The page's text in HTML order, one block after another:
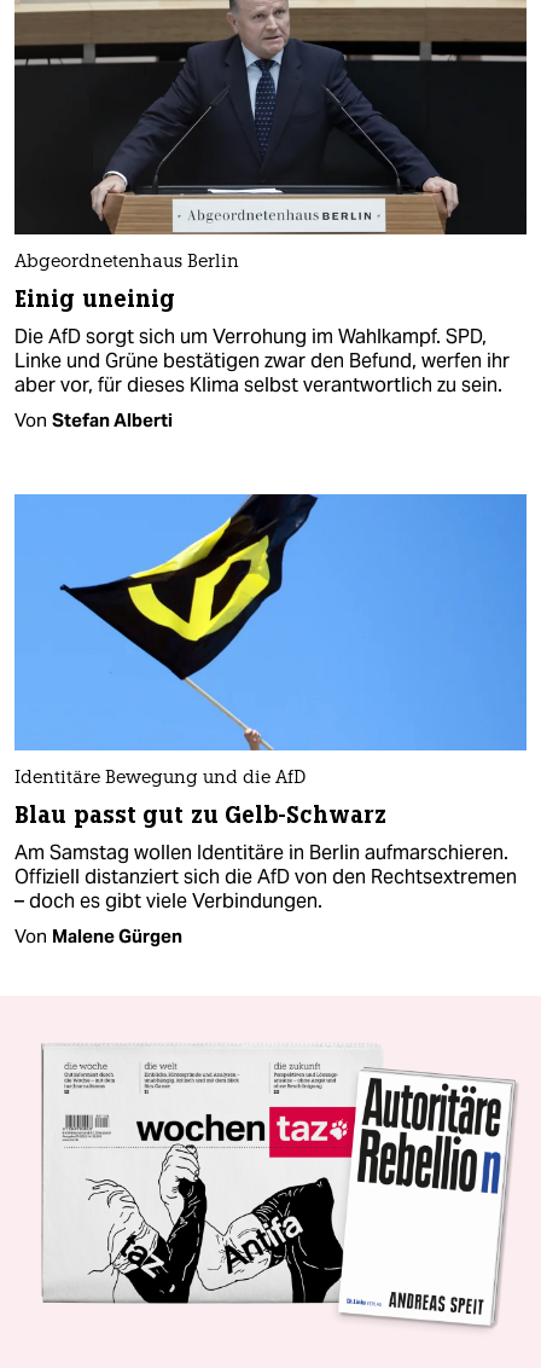
Abgeordnetenhaus Berlin
Einig uneinig
Die AfD sorgt sich um Verrohung im Wahlkampf. SPD,
Linke und Grüne bestätigen zwar den Befund, werfen ihr
aber vor, für dieses Klima selbst verantwortlich zu sein.
Von Stefan Alberti
Identitäre Bewegung und die AfD
Blau passt gut zu Gelb-Schwarz
Am Samstag wollen Identitäre in Berlin aufmarschieren.
Offiziell distanziert sich die AfD von den Rechtsextremen
– doch es gibt viele Verbindungen.
Von Malene Gürgen